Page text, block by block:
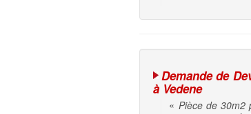
Demande de
à Vedene
« Pièce de 30m2